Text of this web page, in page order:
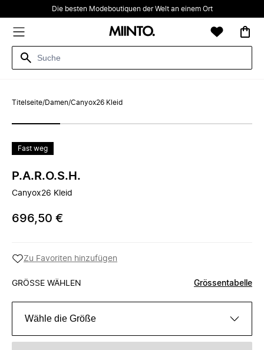
Die besten Modeboutiquen der Welt an einem Ort
Titelseite/Damen/Canyox26 Kleid
Fast weg
P.A.R.O.S.H.
Canyox26 Kleid
696,50 €
Zu Favoriten hinzufügen
GRÖSSE WÄHLEN Grössentabelle
Wähle die Größe